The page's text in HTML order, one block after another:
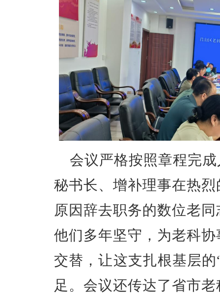
会议严格按照章程完
秘书长、增补理事在热烈
原因辞去职务的数位老
他们多年坚守，为老科
交替，让这支扎根基层的
足。会议还传达了省市